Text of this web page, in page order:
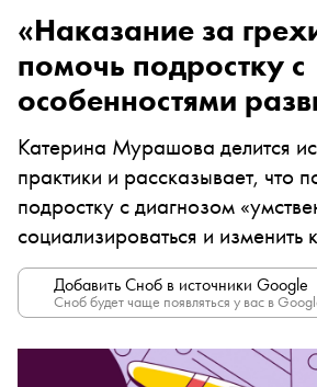
«Наказание за
помочь подростку с
особенностями
Катерина Мурашова делится
практики и рассказывает, что
подростку с диагнозом
социализироваться и изменить
Добавить Сноб в источники Google
Сноб будет чаще появляться у вас в